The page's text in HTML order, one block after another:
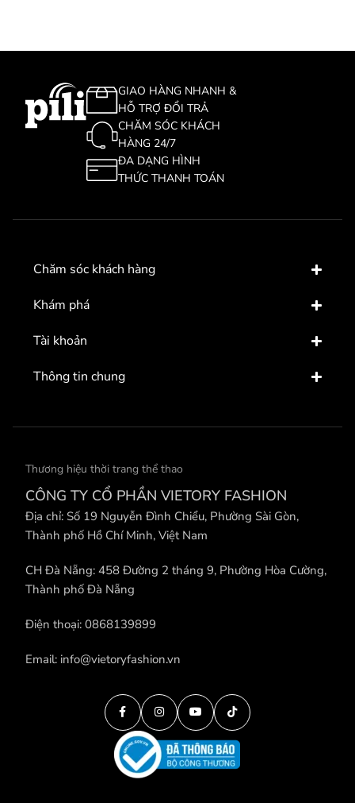
GIAO HÀNG NHANH &
HỖ TRỢ ĐỔI TRẢ
CHĂM SÓC KHÁCH
HÀNG 24/7
ĐA DẠNG HÌNH
THỨC THANH TOÁN
Chăm sóc khách hàng
Khám phá
Tài khoản
Thông tin chung
Thương hiệu thời trang thể thao
CÔNG TY CỔ PHẦN VIETORY FASHION
Địa chỉ: Số 19 Nguyễn Đình Chiểu, Phường Sài Gòn,
Thành phố Hồ Chí Minh, Việt Nam
CH Đà Nẵng: 458 Đường 2 tháng 9, Phường Hòa Cường,
Thành phố Đà Nẵng
Điện thoại: 0868139899
Email: info@vietoryfashion.vn